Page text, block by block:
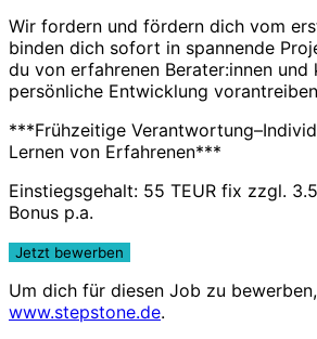
Wir fordern und fördern dich vom
binden dich sofort in spannende
du von erfahrenen Berater:innen und
persönliche Entwicklung
***Frühzeitige
Lernen von Erfahrenen***
Einstiegsgehalt: 55 TEUR fix zzgl.
Bonus p.a.
Um dich für diesen Job zu
www.stepstone.de.